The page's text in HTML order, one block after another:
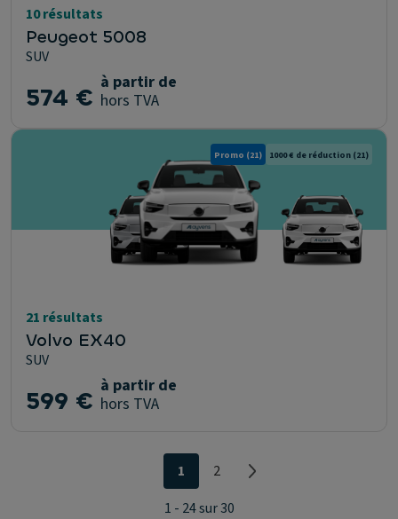
10 résultats
Peugeot 5008
SUV
574 € à partir de
hors TVA
Promo (21) 1000 € de réduction (21)
21 résultats
Volvo EX40
SUV
599 € à partir de
hors TVA
1
2
1 - 24 sur 30